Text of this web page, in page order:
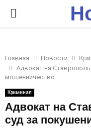
P
I
M
A
Главная Новости
Адвокат на
мошенничество
Криминал
Адвокат на
суд за